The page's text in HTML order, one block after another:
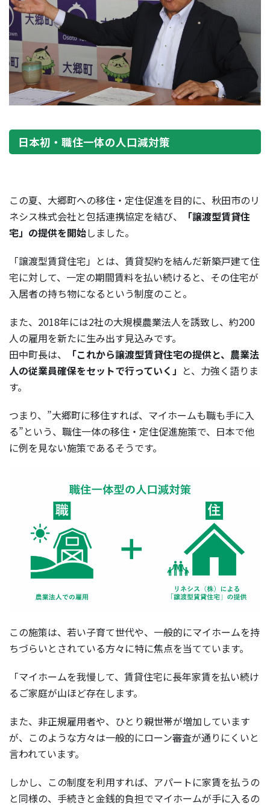
日本初・職住一体の人口減対策
この夏、大郷町への移住・定住促進を目的に、秋田市のリ
ネシス株式会社と包括連携協定を結び、
「譲渡型賃貸住
宅」の提供を開始しました。
「譲渡型賃貸住宅」とは、賃貸契約を結んだ新築戸建て住
宅に対して、一定の期間賃料を払い続けると、その住宅が
入居者の持ち物になるという制度のこと。
また、2018年には2社の大規模農業法人を誘致し、約200
人の雇用を新たに生み出す見込みです。
田中町長は、
「これから譲渡型賃貸住宅の提供と、農業法
人の従業員確保をセットで行っていく」 と、力強く語りま
す。
つまり、”大郷町に移住すれば、マイホームも職も手に入
る”という、職住一体の移住・定住促進施策で、日本で他
に例を見ない施策であるそうです。
この施策は、若い子育て世代や、一般的にマイホームを持
ちづらいとされている方々に特に焦点を当てています。
「マイホームを我慢して、賃貸住宅に長年家賃を払い続け
るご家庭が山ほど存在します。
また、非正規雇用者や、ひとり親世帯が増加しています
が、このような方々は一般的にローン審査が通りにくいと
言われています。
しかし、この制度を利用すれば、アパートに家賃を払うの
と同様の、手続きと金銭的負担でマイホームが手に入るの